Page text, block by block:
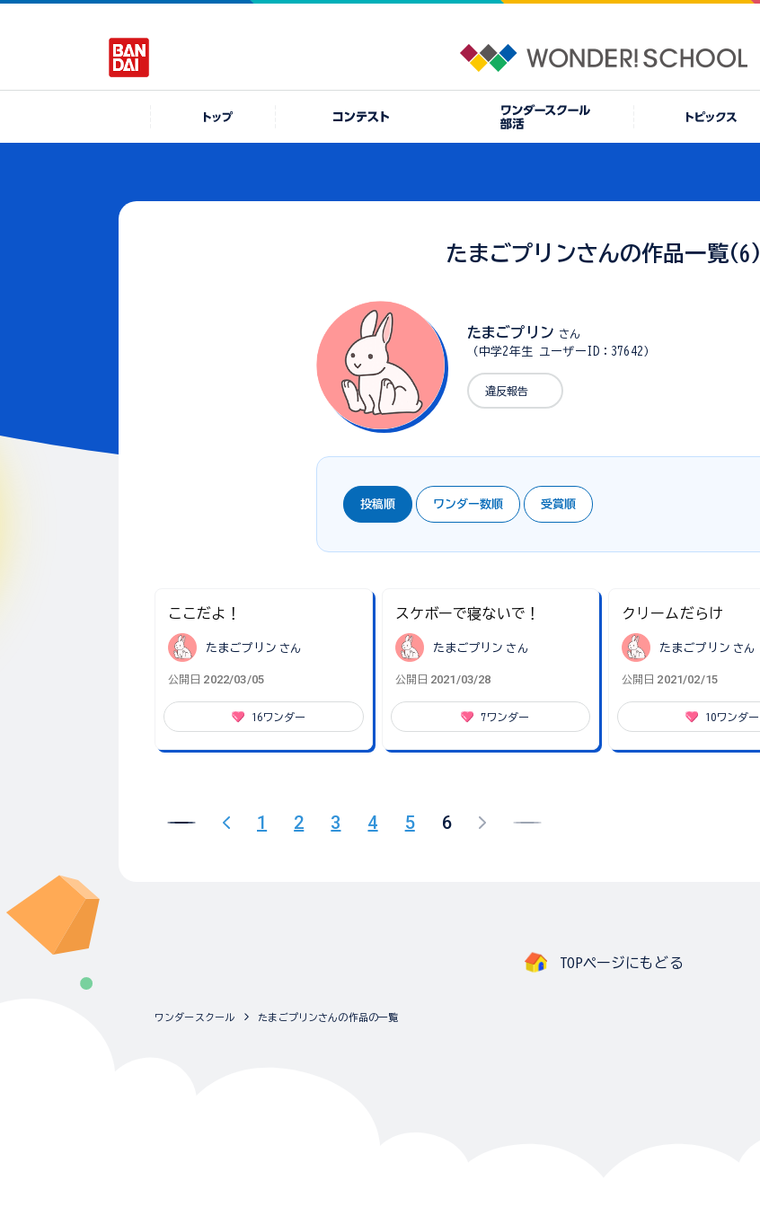
たまごプリンさんの作品一覧(6)
たまごプリン さん
（中学2年生 ユーザーID：37642）
違反報告
投稿順 ワンダー数順 受賞順
ここだよ！
たまごプリン さん
公開日 2022/03/05
16ワンダー
スケボーで寝ないで！
たまごプリン さん
公開日 2021/03/28
7ワンダー
クリームだらけ
たまごプリン さん
公開日 2021/02/15
10ワンダー
1 2 3 4 5 6
TOPページにもどる
ワンダースクール たまごプリンさんの作品の一覧